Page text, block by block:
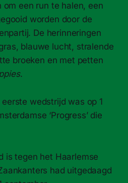
om een run te halen, een
worden door de
De herinneringen
blauwe lucht, stralende
broeken en met petten
.
wedstrijd was op 1
‘Progress’ die
is tegen het Haarlemse
had uitgedaagd